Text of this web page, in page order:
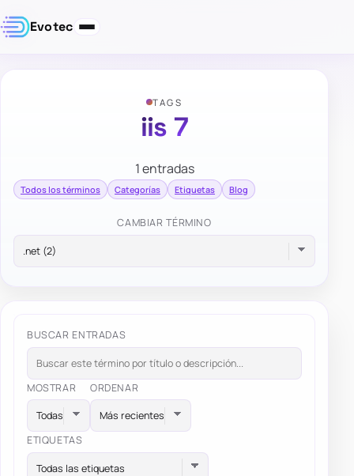
Evotec
TAGS
iis 7
1 entradas
Todos los términos Categorías Etiquetas Blog
CAMBIAR TÉRMINO
BUSCAR ENTRADAS
MOSTRAR ORDENAR
ETIQUETAS
Todas las etiquetas